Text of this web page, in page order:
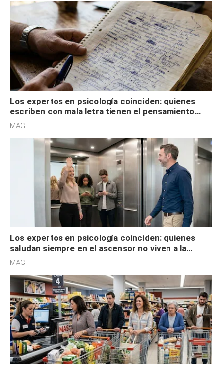
Los expertos en psicología coinciden: quienes
escriben con mala letra tienen el pensamiento
acelerado y no lo hacen por desinterés
MAG.
Los expertos en psicología coinciden: quienes
saludan siempre en el ascensor no viven a la
defensiva y tienen apertura social
MAG.